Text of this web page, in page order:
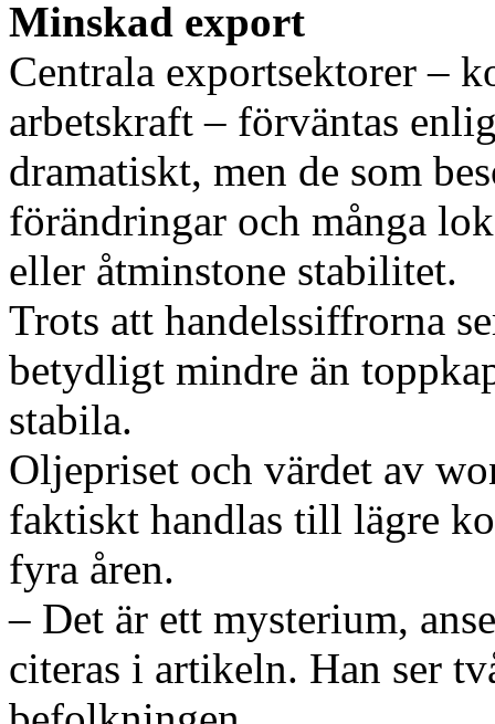
Minskad export
Centrala exportsektorer –
arbetskraft – förväntas
dramatiskt, men de som
förändringar och många
eller åtminstone stabilitet.
Trots att handelssiffrorna
betydligt mindre än
stabila.
Oljepriset och värdet av
faktiskt handlas till lägre
fyra åren.
– Det är ett mysterium,
citeras i artikeln. Han ser